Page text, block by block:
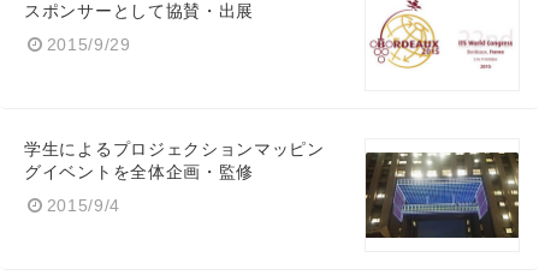
スポンサーとして協賛・出展
2015/9/29
学生によるプロジェクションマッピン
グイベントを全体企画・監修
2015/9/4